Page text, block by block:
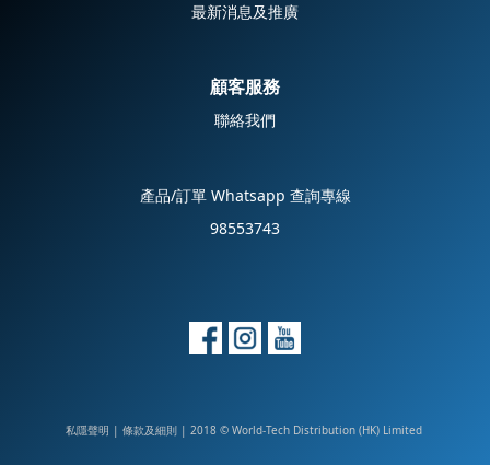
最新消息及推廣
顧客服務
聯絡我們
產品/訂單 Whatsapp 查詢專線
98553743
私隱聲明 | 條款及細則| 2018 © World-Tech Distribution (HK) Limited